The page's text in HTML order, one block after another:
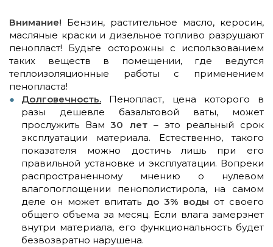
Внимание! Бензин, растительное масло, керосин,
масляные краски и дизельное топливо разрушают
пенопласт! Будьте осторожны с использованием
таких веществ в помещении, где ведутся
теплоизоляционные работы с применением
пенопласта!
Долговечность. Пенопласт, цена которого в
разы дешевле базальтовой ваты, может
прослужить Вам30 лет – это реальный срок
эксплуатации материала. Естественно, такого
показателя можно достичь лишь при его
правильной установке и эксплуатации. Вопреки
распространенному мнению о нулевом
влагопоглощении пенополистирола, на самом
деле он может впитать до 3% воды от своего
общего объема за месяц. Если влага замерзнет
внутри материала, его функциональность будет
безвозвратно нарушена.